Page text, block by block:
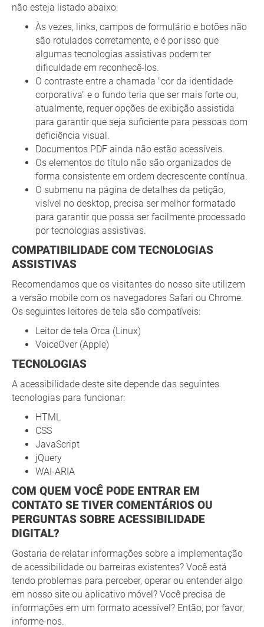
não esteja listado abaixo:
Às vezes, links, campos de formulário e botões não
são rotulados corretamente, e é por isso que
algumas tecnologias assistivas podem ter
dificuldade em reconhecê-los.
O contraste entre a chamada "cor da identidade
corporativa" e o fundo teria que ser mais forte ou,
atualmente, requer opções de exibição assistida
para garantir que seja suficiente para pessoas com
deficiência visual.
Documentos PDF ainda não estão acessíveis.
Os elementos do título não são organizados de
forma consistente em ordem decrescente contínua.
O submenu na página de detalhes da petição,
visível no desktop, precisa ser melhor formatado
para garantir que possa ser facilmente processado
por tecnologias assistivas.
COMPATIBILIDADE COM TECNOLOGIAS
ASSISTIVAS
Recomendamos que os visitantes do nosso site utilizem
a versão mobile com os navegadores Safari ou Chrome.
Os seguintes leitores de tela são compatíveis:
Leitor de tela Orca (Linux)
VoiceOver (Apple)
TECNOLOGIAS
A acessibilidade deste site depende das seguintes
tecnologias para funcionar:
HTML
CSS
JavaScript
jQuery
WAI-ARIA
COM QUEM VOCÊ PODE ENTRAR EM
CONTATO SE TIVER COMENTÁRIOS OU
PERGUNTAS SOBRE ACESSIBILIDADE
DIGITAL?
Gostaria de relatar informações sobre a implementação
de acessibilidade ou barreiras existentes? Você está
tendo problemas para perceber, operar ou entender algo
em nosso site ou aplicativo móvel? Você precisa de
informações em um formato acessível? Então, por favor,
informe-nos.